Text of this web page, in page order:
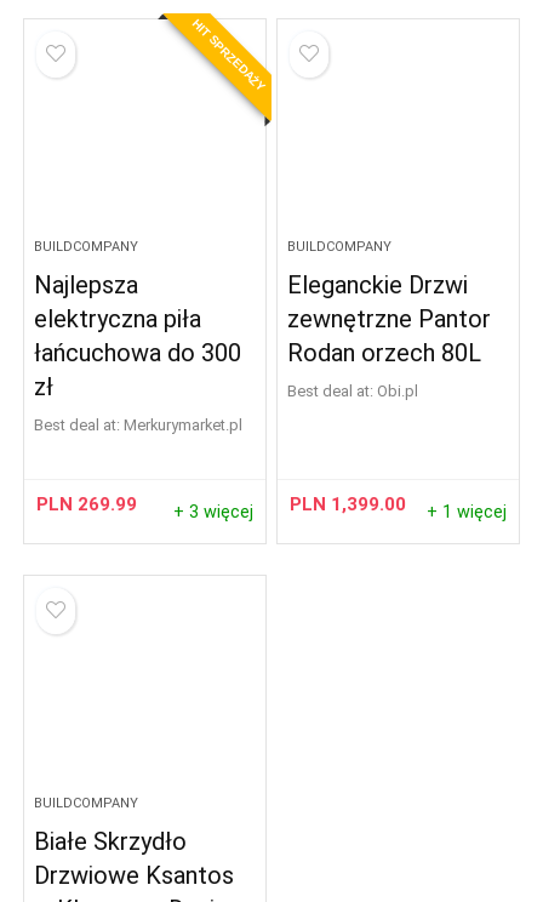
HIT SPRZEDAŻY
BUILDCOMPANY
Najlepsza
elektryczna piła
łańcuchowa do 300
zł
Best deal at: merkurymarket.pl
PLN 269.99 + 3 więcej
BUILDCOMPANY
Eleganckie Drzwi
zewnętrzne Pantor
Rodan orzech 80L
Best deal at: obi.pl
PLN 1,399.00 + 1 więcej
BUILDCOMPANY
Białe Skrzydło
Drzwiowe Ksantos